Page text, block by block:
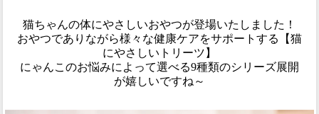
猫ちゃんの体にやさしいおやつが登場いたしました！
おやつでありながら様々な健康ケアをサポートする【猫
にやさしいトリーツ】
にゃんこのお悩みによって選べる9種類のシリーズ展開
が嬉しいですね～